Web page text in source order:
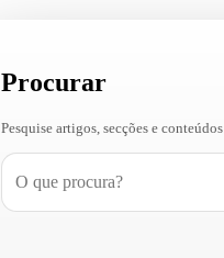
Procurar
Pesquise artigos, secções e conteúdos